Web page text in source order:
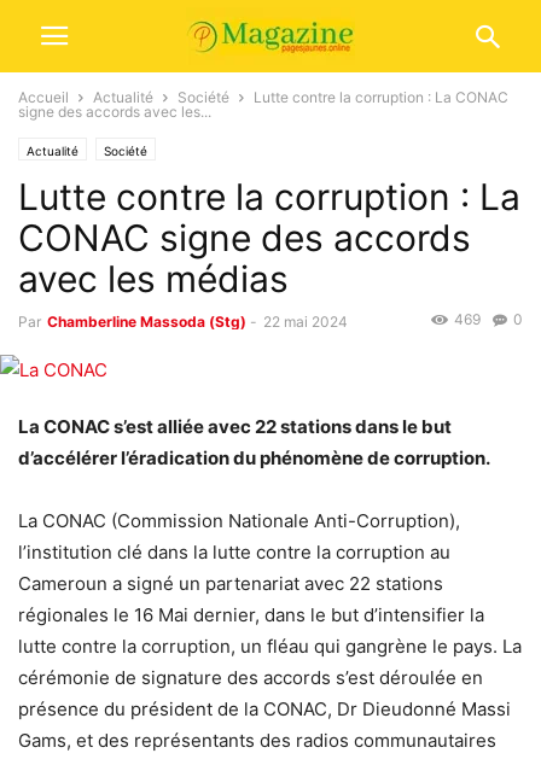
Accueil Actualité Société
Lutte contre la corruption : La CONAC
signe des accords avec les...
Actualité Société
Lutte contre la corruption : La
CONAC signe des accords
avec les médias
Par Chamberline Massoda (Stg) - 22 mai 2024 0
469
La CONAC s’est alliée avec 22 stations dans le but
d’accélérer l’éradication du phénomène de corruption.
La CONAC (Commission Nationale Anti-Corruption),
l’institution clé dans la lutte contre la corruption au
Cameroun a signé un partenariat avec 22 stations
régionales le 16 Mai dernier, dans le but d’intensifier la
lutte contre la corruption, un fléau qui gangrène le pays. La
cérémonie de signature des accords s’est déroulée en
présence du président de la CONAC, Dr Dieudonné Massi
Gams, et des représentants des radios communautaires